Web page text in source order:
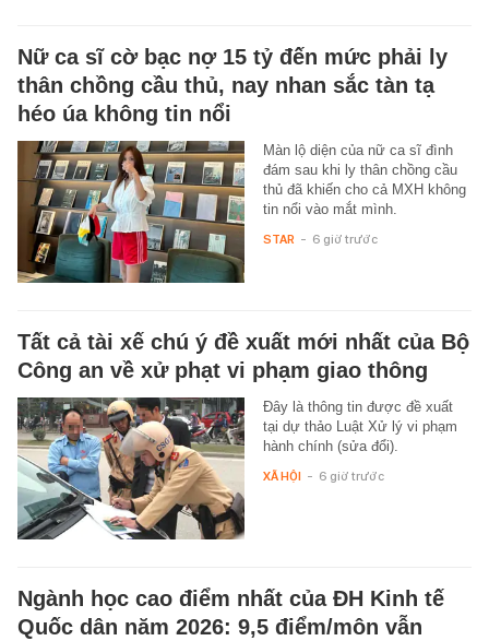
Nữ ca sĩ cờ bạc nợ 15 tỷ đến mức phải ly
thân chồng cầu thủ, nay nhan sắc tàn tạ
héo úa không tin nổi
Màn lộ diện của nữ ca sĩ đình
đám sau khi ly thân chồng cầu
thủ đã khiến cho cả MXH không
tin nổi vào mắt mình.
STAR - 6 giờ trước
Tất cả tài xế chú ý đề xuất mới nhất của Bộ
Công an về xử phạt vi phạm giao thông
Đây là thông tin được đề xuất
tại dự thảo Luật Xử lý vi phạm
hành chính (sửa đổi).
XÃ HỘI - 6 giờ trước
Ngành học cao điểm nhất của ĐH Kinh tế
Quốc dân năm 2026: 9,5 điểm/môn vẫn